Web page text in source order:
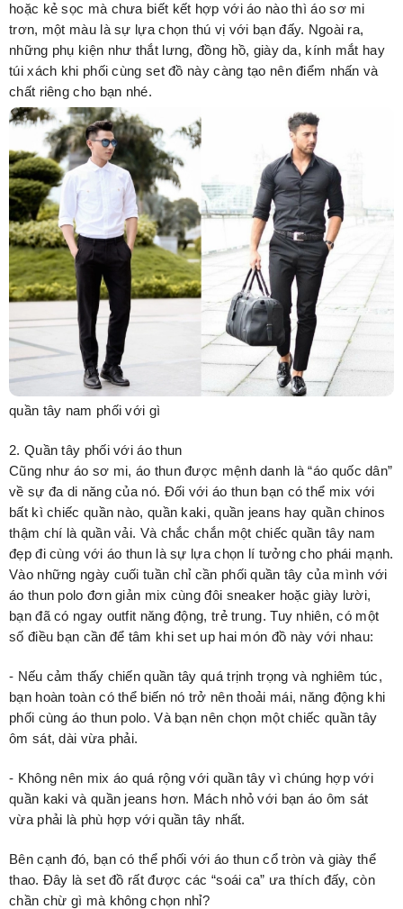
hoặc kẻ sọc mà chưa biết kết hợp với áo nào thì áo sơ mi
trơn, một màu là sự lựa chọn thú vị với bạn đấy. Ngoài ra,
những phụ kiện như thắt lưng, đồng hồ, giày da, kính mắt hay
túi xách khi phối cùng set đồ này càng tạo nên điểm nhấn và
chất riêng cho bạn nhé.
quần tây nam phối với gì
2. Quần tây phối với áo thun
Cũng như áo sơ mi, áo thun được mệnh danh là “áo quốc dân”
về sự đa di năng của nó. Đối với áo thun bạn có thể mix với
bất kì chiếc quần nào, quần kaki, quần jeans hay quần chinos
thậm chí là quần vải. Và chắc chắn một chiếc quần tây nam
đẹp đi cùng với áo thun là sự lựa chọn lí tưởng cho phái mạnh.
Vào những ngày cuối tuần chỉ cần phối quần tây của mình với
áo thun polo đơn giản mix cùng đôi sneaker hoặc giày lười,
bạn đã có ngay outfit năng động, trẻ trung. Tuy nhiên, có một
số điều bạn cần để tâm khi set up hai món đồ này với nhau:
- Nếu cảm thấy chiến quần tây quá trịnh trọng và nghiêm túc,
bạn hoàn toàn có thể biến nó trở nên thoải mái, năng động khi
phối cùng áo thun polo. Và bạn nên chọn một chiếc quần tây
ôm sát, dài vừa phải.
- Không nên mix áo quá rộng với quần tây vì chúng hợp với
quần kaki và quần jeans hơn. Mách nhỏ với bạn áo ôm sát
vừa phải là phù hợp với quần tây nhất.
Bên cạnh đó, bạn có thể phối với áo thun cổ tròn và giày thể
thao. Đây là set đồ rất được các “soái ca” ưa thích đấy, còn
chần chừ gì mà không chọn nhỉ?